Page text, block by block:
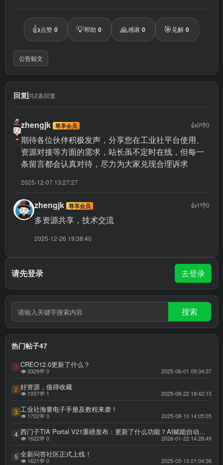
👍点赞 0 💡帮助 0 🙏感谢 0 🎯 见解 0
公告贴文
回复共2条回复
zhengjk 尊享会员 👍0👎0
期待各位伙伴积极发声，分享您在工业社平台使用、
资源对接等方面的需求，站长虽不定时在线，但每一
条留言都会认真对待，尽力为大家兑现合理诉求
2025-12-07 13:27:27
zhengjk 尊享会员 👍1 👎0
多资源共享，技术交流
2025-12-26 19:38:40
请先登录 去登录
搜索
热门帖子47
1 CREO12.0更新了什么？
👁 3329💬 0 2025-06-01 09:34:37
2 好资源，值得收藏
👁 1937💬 1 2025-08-22 18:42:15
3 工业社海量电子手册及教程来袭！
👁 1702💬 0 2025-08-10 14:05:05
4 西门子TIA Portal V21重磅发布：更新了什么功能？AI赋能自动化工程，重构效率与可用性新标杆，西门子博图 TIA Portal V21 官方权威更新全解
👁 1622💬 0 2026-01-22 14:28:49
5 全新问答社区正式上线！
👁 1621💬 0 2025-05-13 01:04:36